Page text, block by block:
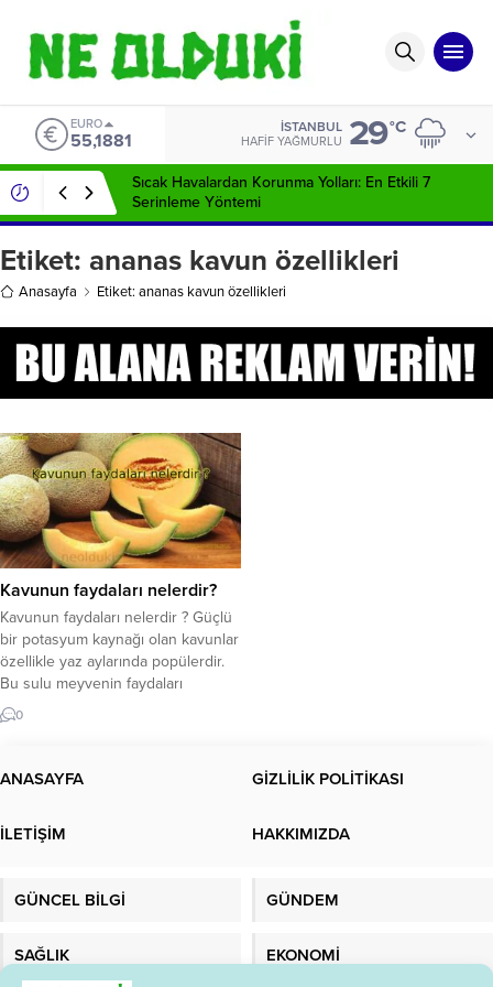
EURO
55,1881
İSTANBUL
HAFIF YAĞMURLU 29°C
Sıcak Havalardan Korunma Yolları: En Etkili 7
Serinleme Yöntemi
Etiket: ananas kavun özellikleri
Anasayfa Etiket: ananas kavun özellikleri
Kavunun faydaları nelerdir?
Kavunun faydaları nelerdir ? Güçlü
bir potasyum kaynağı olan kavunlar
özellikle yaz aylarında popülerdir.
Bu sulu meyvenin faydaları
hakkında daha fazlasını okuyun.
Kavunun faydaları nelerdir? Şeker
önemlidir Kavun seçiminde
yaz meyvesi olan kavun, yüksek
0
ANASAYFA GİZLİLİK POLİTİKASI
İLETİŞİM HAKKIMIZDA
GÜNCEL BİLGİ GÜNDEM
SAĞLIK EKONOMİ